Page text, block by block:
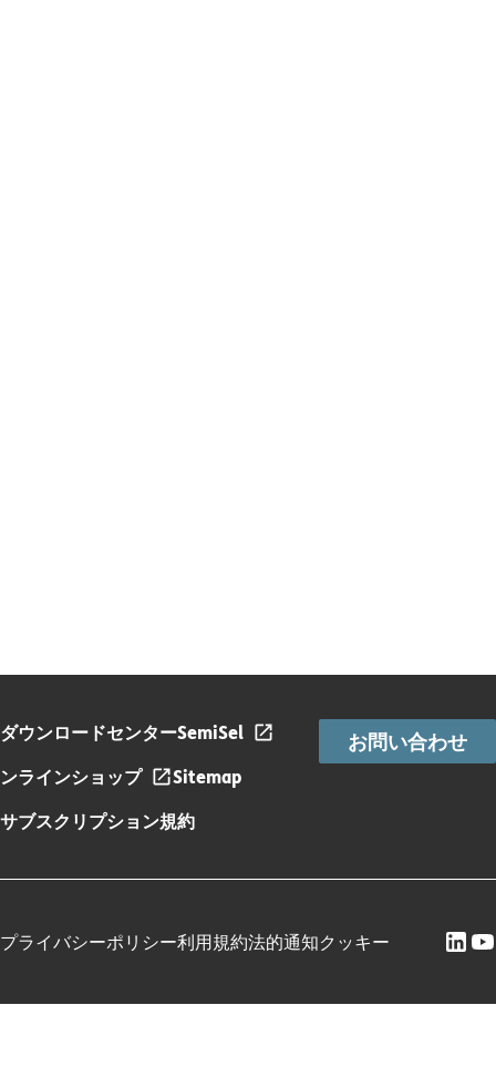
ダウンロードセンターSemiSel
ンラインショップ
Sitemap
サブスクリプション規約
お問い合わせ
プライバシーポリシー利用規約法的通知クッキー